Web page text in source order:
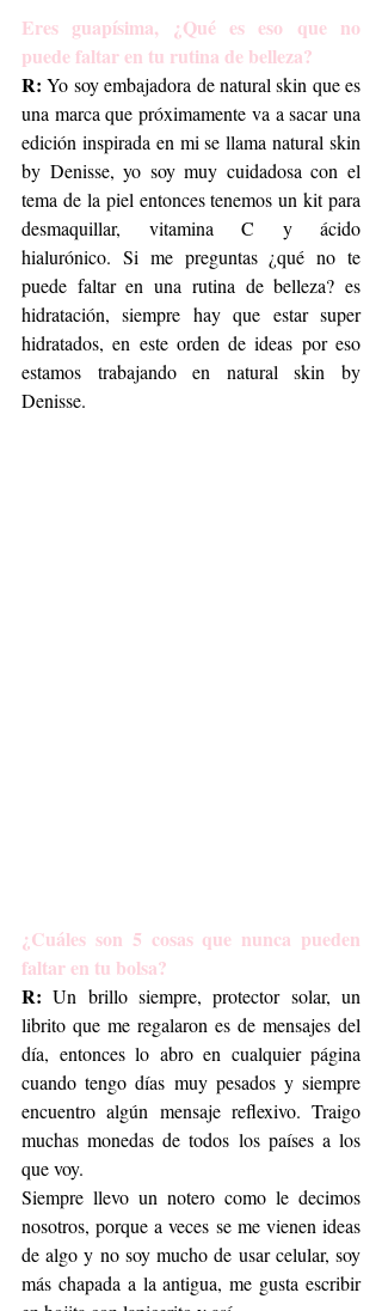
Eres guapísima, ¿Qué es eso que no
puede faltar en tu rutina de belleza?
R: Yo soy embajadora de natural skin que es
una marca que próximamente va a sacar una
edición inspirada en mi se llama natural skin
by Denisse, yo soy muy cuidadosa con el
tema de la piel entonces tenemos un kit para
desmaquillar, vitamina C y ácido
hialurónico. Si me preguntas ¿qué no te
puede faltar en una rutina de belleza? es
hidratación, siempre hay que estar super
hidratados, en este orden de ideas por eso
estamos trabajando en natural skin by
Denisse.
¿Cuáles son 5 cosas que nunca pueden
faltar en tu bolsa?
R: Un brillo siempre, protector solar, un
librito que me regalaron es de mensajes del
día, entonces lo abro en cualquier página
cuando tengo días muy pesados y siempre
encuentro algún mensaje reflexivo. Traigo
muchas monedas de todos los países a los
que voy.
Siempre llevo un notero como le decimos
nosotros, porque a veces se me vienen ideas
de algo y no soy mucho de usar celular, soy
más chapada a la antigua, me gusta escribir